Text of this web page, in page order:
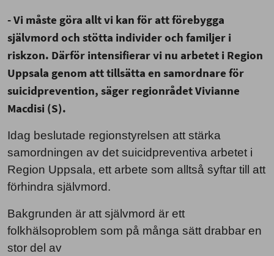
- Vi måste göra allt vi kan för att förebygga
självmord och stötta individer och familjer i
riskzon. Därför intensifierar vi nu arbetet i Region
Uppsala genom att tillsätta en samordnare för
suicidprevention, säger regionrådet Vivianne
Macdisi (S).
Idag beslutade regionstyrelsen att stärka
samordningen av det suicidpreventiva arbetet i
Region Uppsala, ett arbete som alltså syftar till att
förhindra självmord.
Bakgrunden är att självmord är ett
folkhälsoproblem som på många sätt drabbar en
stor del av